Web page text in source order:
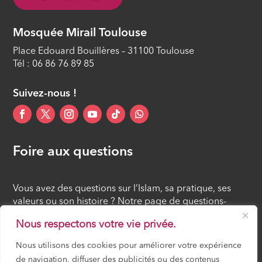
Nous respectons votre vie privée.
Nous utilisons des cookies pour améliorer votre expérience
de navigation, diffuser des publicités ou des contenus
Mosquée Mirail Toulouse
Place Edouard Bouillères – 31100 Toulouse
Tél : 06 86 76 89 85
Suivez-nous !
Foire aux questions
Vous avez des questions sur l’Islam, sa pratique, ses
valeurs ou son histoire ? Notre page de questions-
réponses rassemble des réponses claires et accessibles
à tous, croyants ou simples curieux.